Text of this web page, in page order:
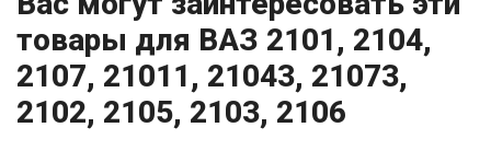
товары для ВАЗ 2101, 2104,
2107, 21011, 21043, 21073,
2102, 2105, 2103, 2106